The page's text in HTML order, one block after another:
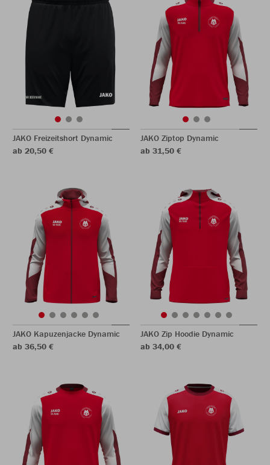
JAKO Freizeitshort Dynamic
ab 20,50 €
JAKO Ziptop Dynamic
ab 31,50 €
JAKO Kapuzenjacke Dynamic
ab 36,50 €
JAKO Zip Hoodie Dynamic
ab 34,00 €